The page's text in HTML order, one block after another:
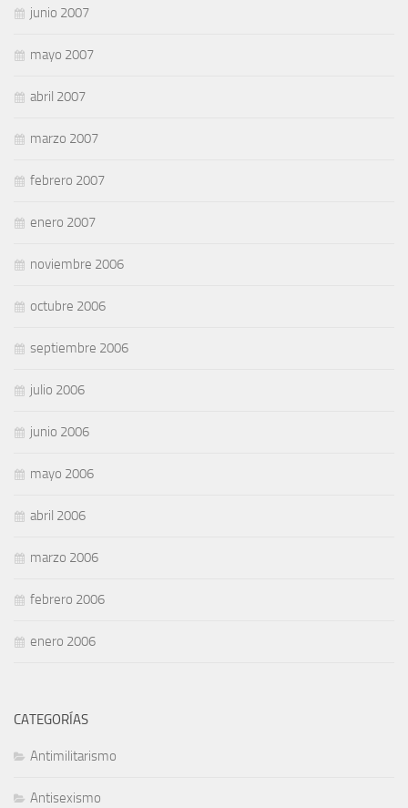
junio 2007
mayo 2007
abril 2007
marzo 2007
febrero 2007
enero 2007
noviembre 2006
octubre 2006
septiembre 2006
julio 2006
junio 2006
mayo 2006
abril 2006
marzo 2006
febrero 2006
enero 2006
CATEGORÍAS
Antimilitarismo
Antisexismo